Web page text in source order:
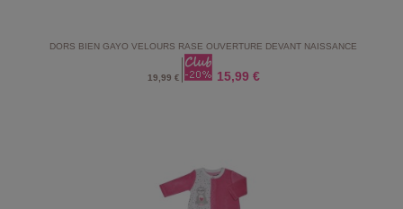
DORS BIEN GAYO VELOURS RASE OUVERTURE DEVANT NAISSANCE
19,99 € 15,99 €